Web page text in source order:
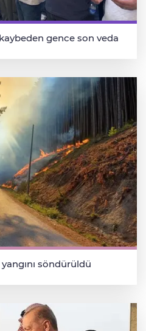
gence son veda
söndürüldü